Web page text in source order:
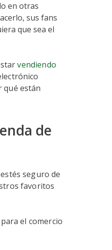
en otras
sus fans
que sea el
vendiendo
qué están
de
seguro de
favoritos
el comercio